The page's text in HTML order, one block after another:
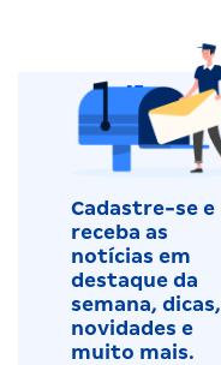
Cadastre-se e
receba as
notícias em
destaque da
semana, dicas,
novidades e
muito mais.